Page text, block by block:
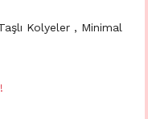
Kolyeler , Minimal